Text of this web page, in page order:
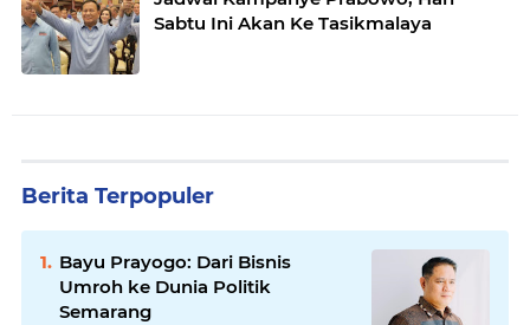
Sabtu Ini Akan Ke Tasikmalaya
Berita Terpopuler
Bayu Prayogo: Dari Bisnis
Umroh ke Dunia Politik
Semarang